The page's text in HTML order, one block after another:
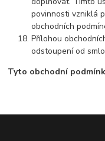
povinnosti vzniklá
obchodních
Přílohou
odstoupení od
Tyto obchodní